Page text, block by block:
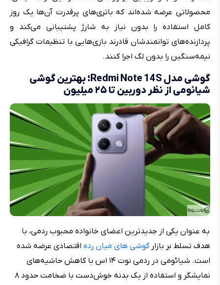
محصولاتی عرضه شده‌اند که باتری‌های پرقدرت آن‌ها یک روز
کامل استفاده را بدون نیاز به شارژ پشتیبانی می‌کند و
پردازنده‌های توانمندشان قادرند بازی‌هایی با تنظیمات گرافیکی
نیمه‌سنگین را بدون لگ اجرا کنند.
گوشی مدل Redmi Note 14S؛ بهترین گوشی
شیائومی از نظر دوربین تا ۲۵ میلیون
به عنوان یکی از جدیدترین اعضای خانواده محبوب ردمی، با
هدف تسلط بر بازارگوشی های میان‌ رده ‌ اقتصادی عرضه شده
است. شیائومی در ردمی نوت ۱۴ اس با کاهش حاشیه‌های
نمایشگر و استفاده از یک بدنه خوش‌دست با ضخامت حدود ۸